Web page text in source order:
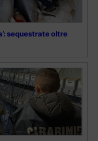
sequestrate oltre